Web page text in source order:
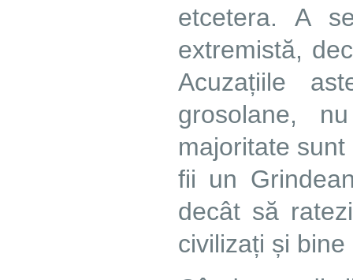
etcetera. A
extremistă,
Acuzațiile
grosolane,
majoritate
fii un
decât să
civilizați și